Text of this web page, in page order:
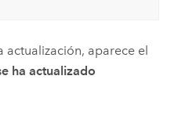
actualización, aparece el
ha actualizado